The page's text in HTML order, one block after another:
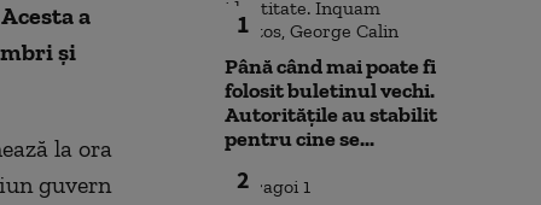
a
și
la ora
guvern
1
Până când mai poate fi
folosit buletinul vechi.
Autoritățile au stabilit
pentru cine se...
2